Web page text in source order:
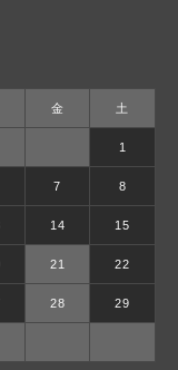
金 土
1
7 8
14 15
21 22
28 29